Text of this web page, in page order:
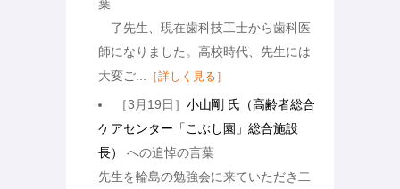
葉
了先生、現在歯科技工士から歯科医
師になりました。高校時代、先生には
大変ご...
［詳しく見る］
［3月19日］小山剛 氏（高齢者総合
ケアセンター「こぶし園」総合施設
長）
への追悼の言葉
先生を輪島の勉強会に来ていただき二